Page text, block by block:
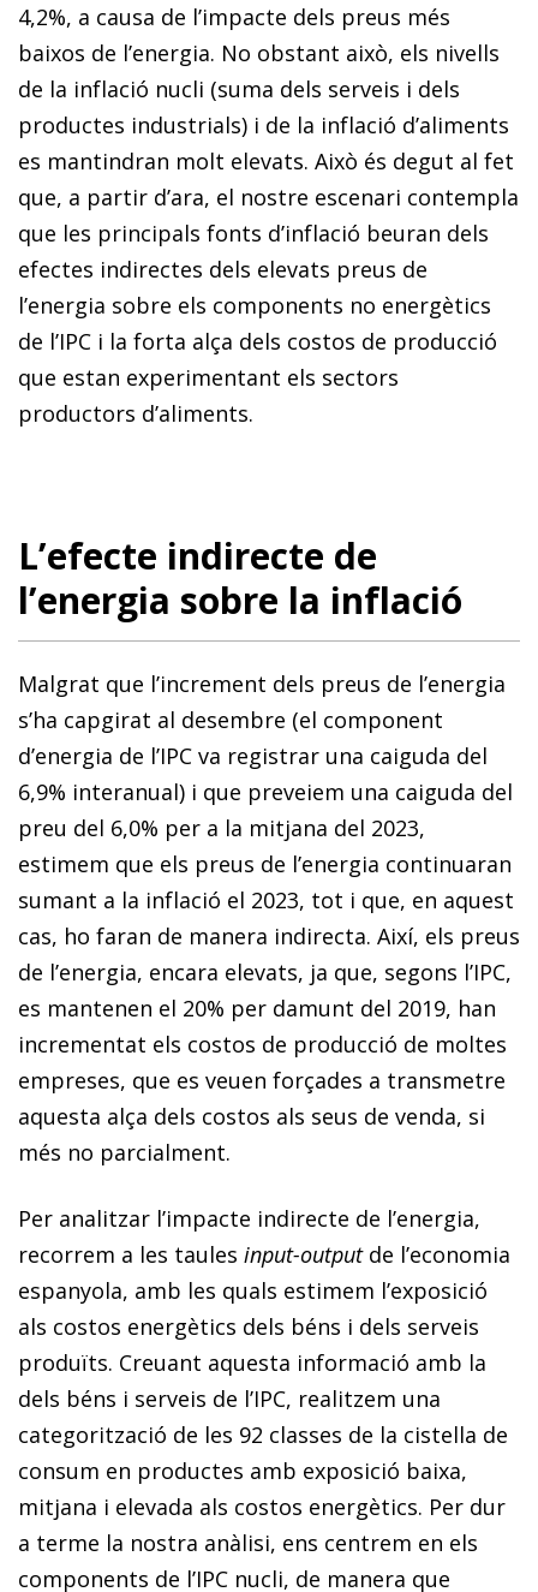
4,2%, a causa de l’impacte dels preus més
baixos de l’energia. No obstant això, els nivells
de la inflació nucli (suma dels serveis i dels
productes industrials) i de la inflació d’aliments
es mantindran molt elevats. Això és degut al fet
que, a partir d’ara, el nostre escenari contempla
que les principals fonts d’inflació beuran dels
efectes indirectes dels elevats preus de
l’energia sobre els components no energètics
de l’IPC i la forta alça dels costos de producció
que estan experimentant els sectors
productors d’aliments.
L’efecte indirecte de
l’energia sobre la inflació
Malgrat que l’increment dels preus de l’energia
s’ha capgirat al desembre (el component
d’energia de l’IPC va registrar una caiguda del
6,9% interanual) i que preveiem una caiguda del
preu del 6,0% per a la mitjana del 2023,
estimem que els preus de l’energia continuaran
sumant a la inflació el 2023, tot i que, en aquest
cas, ho faran de manera indirecta. Així, els preus
de l’energia, encara elevats, ja que, segons l’IPC,
es mantenen el 20% per damunt del 2019, han
incrementat els costos de producció de moltes
empreses, que es veuen forçades a transmetre
aquesta alça dels costos als seus de venda, si
més no parcialment.
Per analitzar l’impacte indirecte de l’energia,
recorrem a les taules input-outputde l’economia
espanyola, amb les quals estimem l’exposició
als costos energètics dels béns i dels serveis
produïts. Creuant aquesta informació amb la
dels béns i serveis de l’IPC, realitzem una
categorització de les 92 classes de la cistella de
consum en productes amb exposició baixa,
mitjana i elevada als costos energètics. Per dur
a terme la nostra anàlisi, ens centrem en els
components de l’IPC nucli, de manera que